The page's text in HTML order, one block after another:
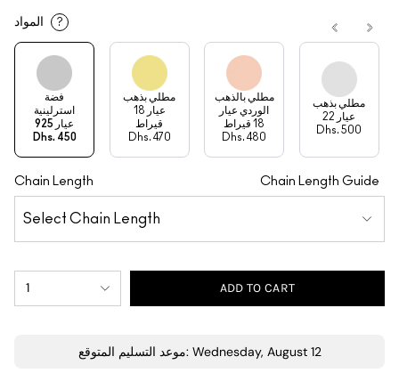
?
فضة
استرلينية
عيار 925
Dhs. 450
مطلي بذهب
عيار 18
قيراط
Dhs. 470
مطلي بالذهب
الوردي عيار
18 قيراط
Dhs. 480
مطلي بذهب
عيار 22
Dhs. 500
Chain Length Chain Length Guide
1 ADD TO CART
موعد التسليم المتوقع: Wednesday, August 12